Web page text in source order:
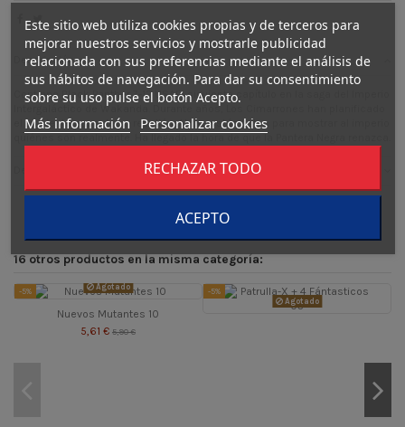
Descripción
Contiene Black Panther 7-12 USAEl siguiente capítulo en la saga del Imperio
Intergaláctico de Wakanda. Durante años, Los Cimarrones han planificado
el siguiente paso de su rebelión. Ahora están listos para mostrar al imperio
16 otros productos en la misma categoría:
-5% Agotado
Nuevos Mutantes 10
5,61 € 5,90 €
-5%
Agotado
Este sitio web utiliza cookies propias y de terceros para
mejorar nuestros servicios y mostrarle publicidad
relacionada con sus preferencias mediante el análisis de
sus hábitos de navegación. Para dar su consentimiento
sobre su uso pulse el botón Acepto.
Más información Personalizar cookies
RECHAZAR TODO
ACEPTO